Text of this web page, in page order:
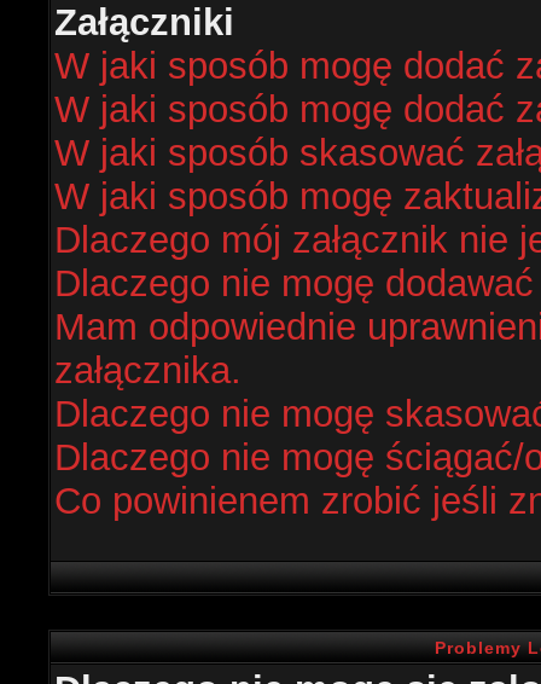
Załączniki
W jaki sposób mogę dodać
W jaki sposób mogę dodać
W jaki sposób skasować
W jaki sposób mogę
Dlaczego mój załącznik nie
Dlaczego nie mogę dodawać
Mam odpowiednie
załącznika.
Dlaczego nie mogę
Dlaczego nie mogę ściągać/
Co powinienem zrobić jeśli
Problemy